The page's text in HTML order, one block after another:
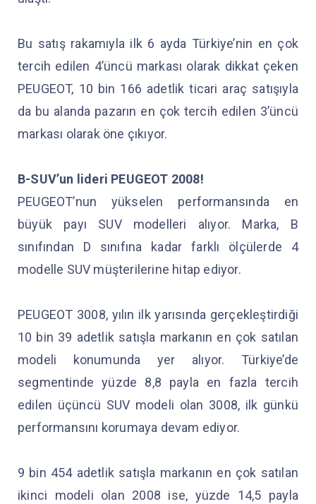
Bu satış rakamıyla ilk 6 ayda Türkiye’nin en çok
tercih edilen 4’üncü markası olarak dikkat çeken
PEUGEOT, 10 bin 166 adetlik ticari araç satışıyla
da bu alanda pazarın en çok tercih edilen 3’üncü
markası olarak öne çıkıyor.
B-SUV’un lideri PEUGEOT 2008!
PEUGEOT’nun yükselen performansında en
büyük payı SUV modelleri alıyor. Marka, B
sınıfından D sınıfına kadar farklı ölçülerde 4
modelle SUV müşterilerine hitap ediyor.
PEUGEOT 3008, yılın ilk yarısında gerçekleştirdiği
10 bin 39 adetlik satışla markanın en çok satılan
modeli konumunda yer alıyor. Türkiye’de
segmentinde yüzde 8,8 payla en fazla tercih
edilen üçüncü SUV modeli olan 3008, ilk günkü
performansını korumaya devam ediyor.
9 bin 454 adetlik satışla markanın en çok satılan
ikinci modeli olan 2008 ise, yüzde 14,5 payla